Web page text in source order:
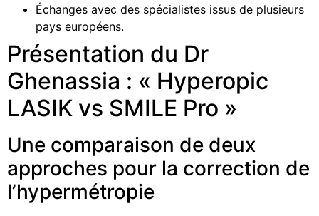
Échanges avec des spécialistes issus de plusieurs
pays européens.
Présentation du Dr
Ghenassia : « Hyperopic
LASIK vs SMILE Pro »
Une comparaison de deux
approches pour la correction de
l’hypermétropie